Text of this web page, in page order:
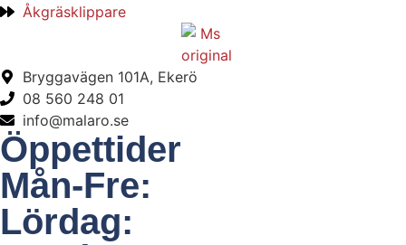
Åkgräsklippare
Bryggavägen 101A, Ekerö
08 560 248 01
info@malaro.se
Öppettider
Mån-Fre:
Lördag: